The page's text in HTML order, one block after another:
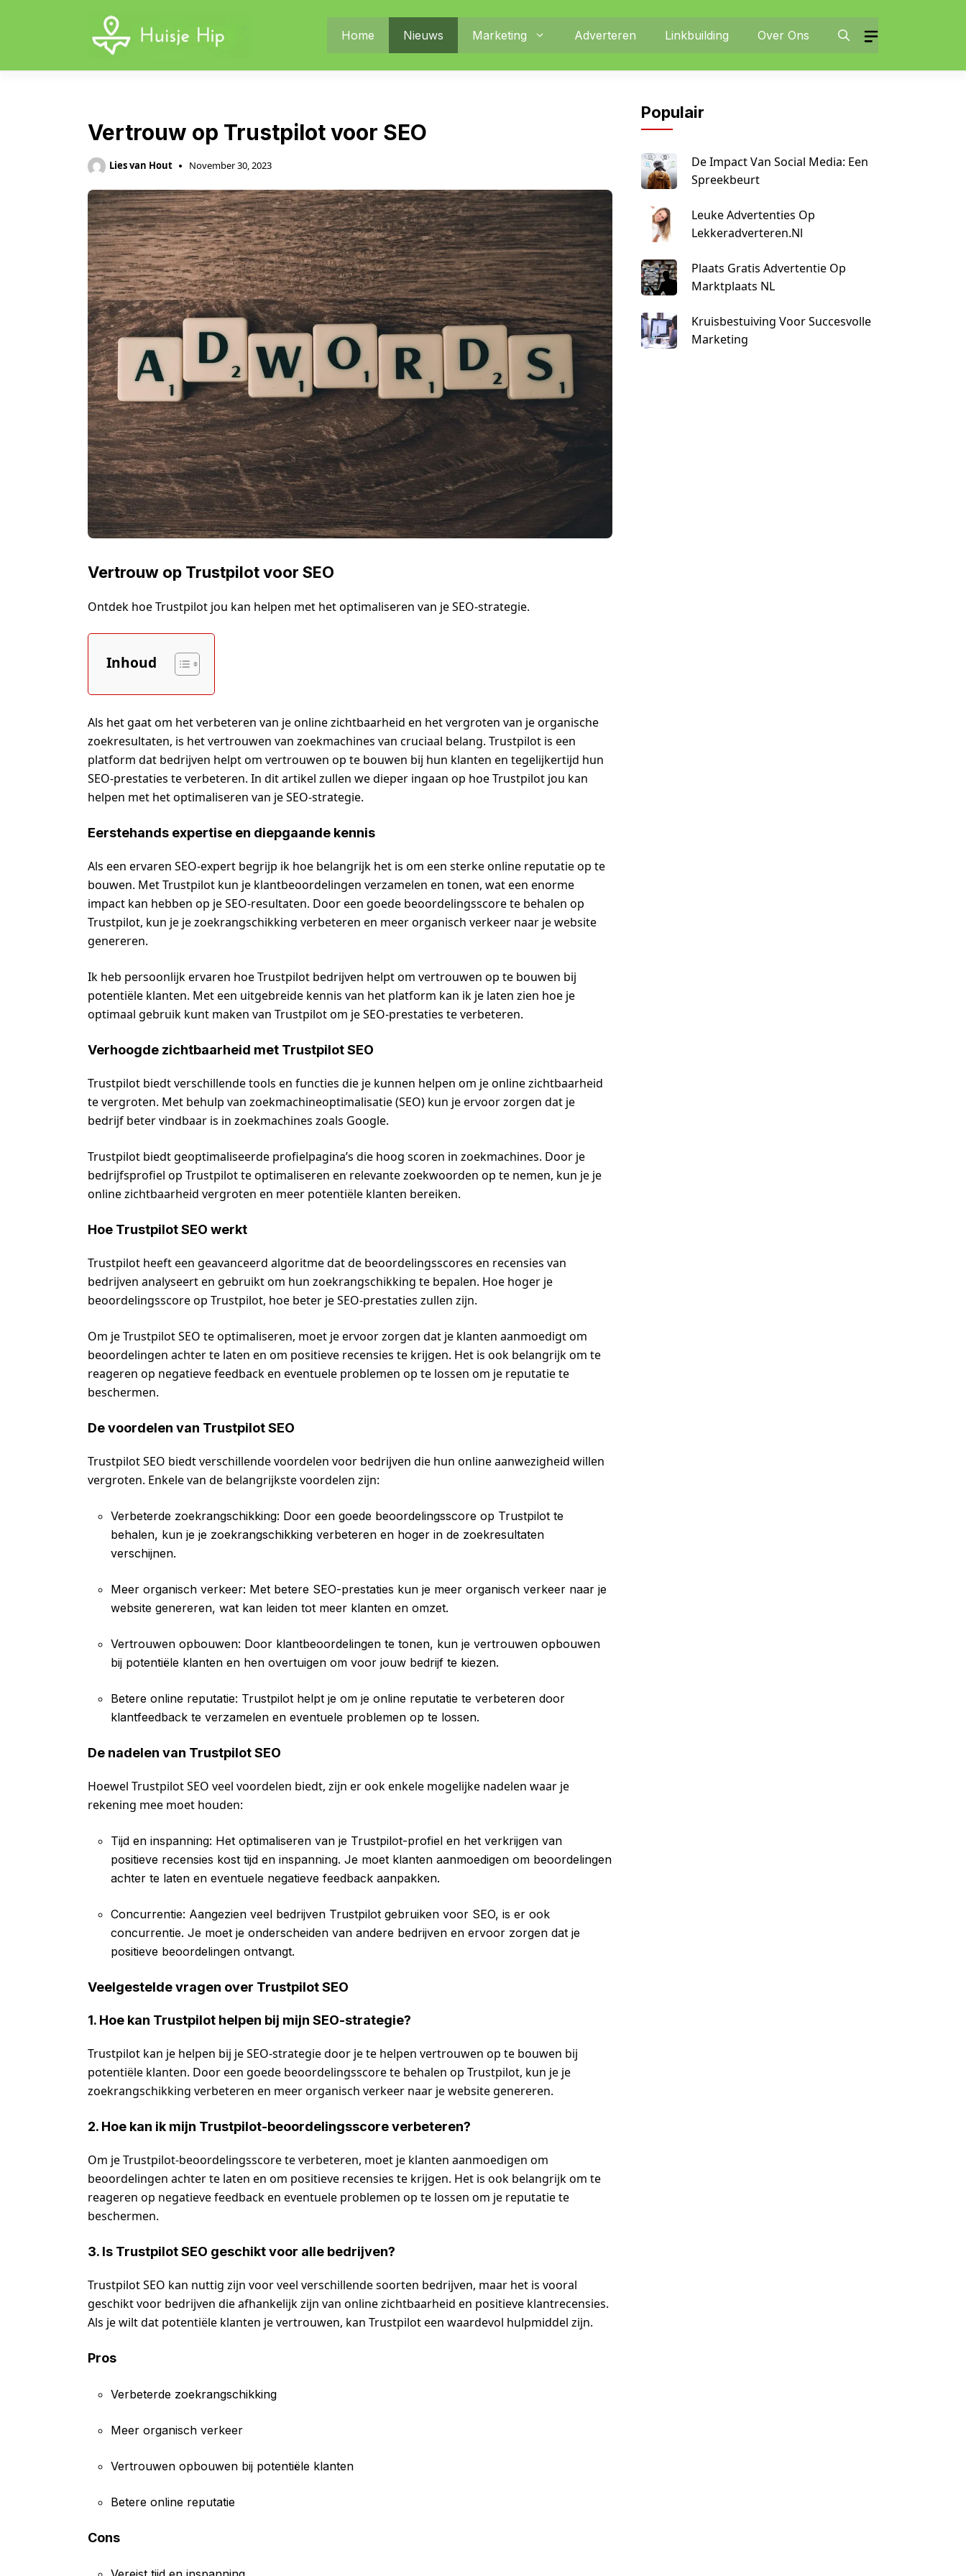
Home Nieuws Marketing Adverteren Linkbuilding Over Ons
Vertrouw op Trustpilot voor SEO
Lies van Hout November 30, 2023
Vertrouw op Trustpilot voor SEO
Ontdek hoe Trustpilot jou kan helpen met het optimaliseren van je SEO-strategie.
Inhoud
Als het gaat om het verbeteren van je online zichtbaarheid en het vergroten van je organische
zoekresultaten, is het vertrouwen van zoekmachines van cruciaal belang. Trustpilot is een
platform dat bedrijven helpt om vertrouwen op te bouwen bij hun klanten en tegelijkertijd hun
SEO-prestaties te verbeteren. In dit artikel zullen we dieper ingaan op hoe Trustpilot jou kan
helpen met het optimaliseren van je SEO-strategie.
Eerstehands expertise en diepgaande kennis
Als een ervaren SEO-expert begrijp ik hoe belangrijk het is om een sterke online reputatie op te
bouwen. Met Trustpilot kun je klantbeoordelingen verzamelen en tonen, wat een enorme
impact kan hebben op je SEO-resultaten. Door een goede beoordelingsscore te behalen op
Trustpilot, kun je je zoekrangschikking verbeteren en meer organisch verkeer naar je website
genereren.
Ik heb persoonlijk ervaren hoe Trustpilot bedrijven helpt om vertrouwen op te bouwen bij
potentiële klanten. Met een uitgebreide kennis van het platform kan ik je laten zien hoe je
optimaal gebruik kunt maken van Trustpilot om je SEO-prestaties te verbeteren.
Verhoogde zichtbaarheid met Trustpilot SEO
Trustpilot biedt verschillende tools en functies die je kunnen helpen om je online zichtbaarheid
te vergroten. Met behulp van zoekmachineoptimalisatie (SEO) kun je ervoor zorgen dat je
bedrijf beter vindbaar is in zoekmachines zoals Google.
Trustpilot biedt geoptimaliseerde profielpagina’s die hoog scoren in zoekmachines. Door je
bedrijfsprofiel op Trustpilot te optimaliseren en relevante zoekwoorden op te nemen, kun je je
online zichtbaarheid vergroten en meer potentiële klanten bereiken.
Hoe Trustpilot SEO werkt
Trustpilot heeft een geavanceerd algoritme dat de beoordelingsscores en recensies van
bedrijven analyseert en gebruikt om hun zoekrangschikking te bepalen. Hoe hoger je
beoordelingsscore op Trustpilot, hoe beter je SEO-prestaties zullen zijn.
Om je Trustpilot SEO te optimaliseren, moet je ervoor zorgen dat je klanten aanmoedigt om
beoordelingen achter te laten en om positieve recensies te krijgen. Het is ook belangrijk om te
reageren op negatieve feedback en eventuele problemen op te lossen om je reputatie te
beschermen.
De voordelen van Trustpilot SEO
Trustpilot SEO biedt verschillende voordelen voor bedrijven die hun online aanwezigheid willen
vergroten. Enkele van de belangrijkste voordelen zijn:
Verbeterde zoekrangschikking: Door een goede beoordelingsscore op Trustpilot te
behalen, kun je je zoekrangschikking verbeteren en hoger in de zoekresultaten
verschijnen.
Meer organisch verkeer: Met betere SEO-prestaties kun je meer organisch verkeer naar je
website genereren, wat kan leiden tot meer klanten en omzet.
Vertrouwen opbouwen: Door klantbeoordelingen te tonen, kun je vertrouwen opbouwen
bij potentiële klanten en hen overtuigen om voor jouw bedrijf te kiezen.
Betere online reputatie: Trustpilot helpt je om je online reputatie te verbeteren door
klantfeedback te verzamelen en eventuele problemen op te lossen.
De nadelen van Trustpilot SEO
Hoewel Trustpilot SEO veel voordelen biedt, zijn er ook enkele mogelijke nadelen waar je
rekening mee moet houden:
Tijd en inspanning: Het optimaliseren van je Trustpilot-profiel en het verkrijgen van
positieve recensies kost tijd en inspanning. Je moet klanten aanmoedigen om beoordelingen
achter te laten en eventuele negatieve feedback aanpakken.
Concurrentie: Aangezien veel bedrijven Trustpilot gebruiken voor SEO, is er ook
concurrentie. Je moet je onderscheiden van andere bedrijven en ervoor zorgen dat je
positieve beoordelingen ontvangt.
Veelgestelde vragen over Trustpilot SEO
1. Hoe kan Trustpilot helpen bij mijn SEO-strategie?
Trustpilot kan je helpen bij je SEO-strategie door je te helpen vertrouwen op te bouwen bij
potentiële klanten. Door een goede beoordelingsscore te behalen op Trustpilot, kun je je
zoekrangschikking verbeteren en meer organisch verkeer naar je website genereren.
2. Hoe kan ik mijn Trustpilot-beoordelingsscore verbeteren?
Om je Trustpilot-beoordelingsscore te verbeteren, moet je klanten aanmoedigen om
beoordelingen achter te laten en om positieve recensies te krijgen. Het is ook belangrijk om te
reageren op negatieve feedback en eventuele problemen op te lossen om je reputatie te
beschermen.
3. Is Trustpilot SEO geschikt voor alle bedrijven?
Trustpilot SEO kan nuttig zijn voor veel verschillende soorten bedrijven, maar het is vooral
geschikt voor bedrijven die afhankelijk zijn van online zichtbaarheid en positieve klantrecensies.
Als je wilt dat potentiële klanten je vertrouwen, kan Trustpilot een waardevol hulpmiddel zijn.
Pros
Verbeterde zoekrangschikking
Meer organisch verkeer
Vertrouwen opbouwen bij potentiële klanten
Betere online reputatie
Cons
Populair
De Impact Van Social Media: Een
Spreekbeurt
Leuke Advertenties Op
Lekkeradverteren.nl
Plaats Gratis Advertentie Op
Marktplaats NL
Kruisbestuiving Voor Succesvolle
Marketing